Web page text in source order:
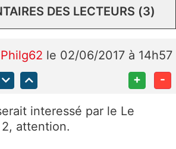
DES LECTEURS (3)
Philg62 le 02/06/2017 à 14h57
+ -
interessé par le Le
2, attention.